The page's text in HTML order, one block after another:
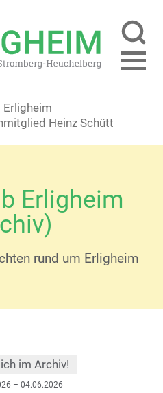
Erligheim
Heinz Schütt
Erligheim
rund um Erligheim
im Archiv!
– 04.06.2026